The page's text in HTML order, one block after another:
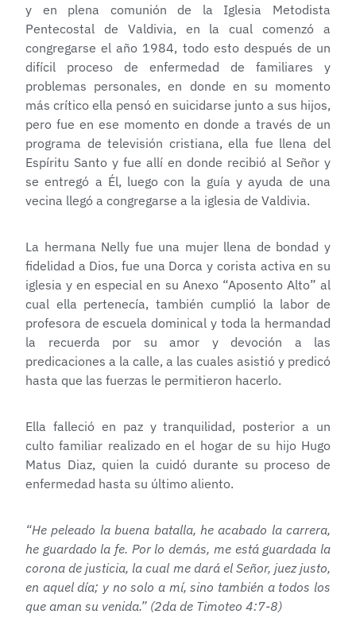
y en plena comunión de la Iglesia Metodista
Pentecostal de Valdivia, en la cual comenzó a
congregarse el año 1984, todo esto después de un
difícil proceso de enfermedad de familiares y
problemas personales, en donde en su momento
más crítico ella pensó en suicidarse junto a sus hijos,
pero fue en ese momento en donde a través de un
programa de televisión cristiana, ella fue llena del
Espíritu Santo y fue allí en donde recibió al Señor y
se entregó a Él, luego con la guía y ayuda de una
vecina llegó a congregarse a la iglesia de Valdivia.
La hermana Nelly fue una mujer llena de bondad y
fidelidad a Dios, fue una Dorca y corista activa en su
iglesia y en especial en su Anexo “Aposento Alto” al
cual ella pertenecía, también cumplió la labor de
profesora de escuela dominical y toda la hermandad
la recuerda por su amor y devoción a las
predicaciones a la calle, a las cuales asistió y predicó
hasta que las fuerzas le permitieron hacerlo.
Ella falleció en paz y tranquilidad, posterior a un
culto familiar realizado en el hogar de su hijo Hugo
Matus Diaz, quien la cuidó durante su proceso de
enfermedad hasta su último aliento.
“He peleado la buena batalla, he acabado la carrera,
he guardado la fe. Por lo demás, me está guardada la
corona de justicia, la cual me dará el Señor, juez justo,
en aquel día; y no solo a mí, sino también a todos los
que aman su venida.” (2da de Timoteo 4:7-8)